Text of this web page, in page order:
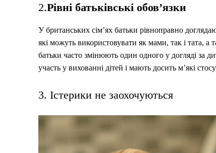
2.Рівні батьківські обов’язки
У британських сім’ях батьки рівноправно
які можуть використовувати як мами, так і тата,
батьки часто змінюють один одного у догляді за
участь у вихованні дітей і мають досить м’які
3. Істерики не заохочуються